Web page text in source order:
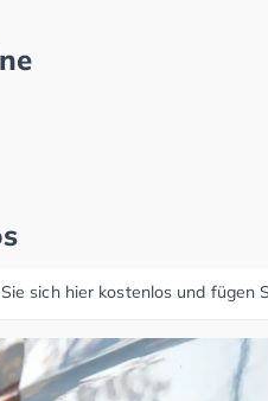
sich hier kostenlos und fügen